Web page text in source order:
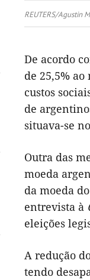
REUTERS/Agustin
De acordo
de 25,5%
custos
de
situava-se
Outra das
moeda
da moeda
entrevista à
eleições
A redução
tendo